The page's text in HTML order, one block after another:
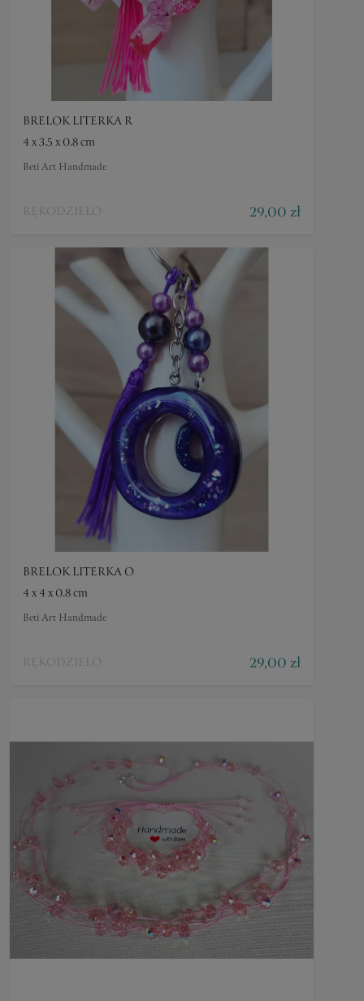
BRELOK LITERKA R
4 x 3.5 x 0.8 cm
Beti Art Handmade
RĘKODZIEŁO 29,00 zł
BRELOK LITERKA O
4 x 4 x 0.8 cm
Beti Art Handmade
RĘKODZIEŁO 29,00 zł